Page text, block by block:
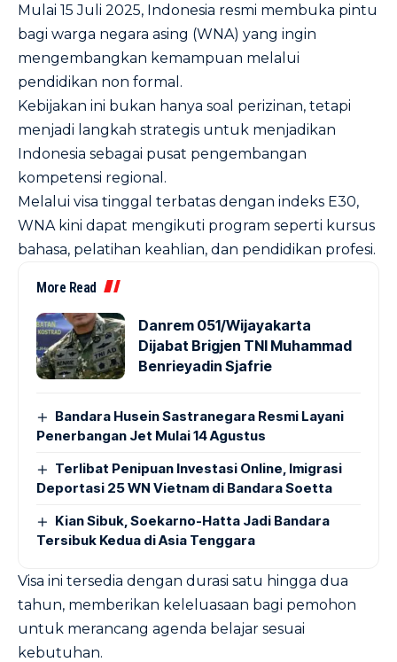
Mulai 15 Juli 2025, Indonesia resmi membuka pintu
bagi warga negara asing (WNA) yang ingin
mengembangkan kemampuan melalui
pendidikan non formal.
Kebijakan ini bukan hanya soal perizinan, tetapi
menjadi langkah strategis untuk menjadikan
Indonesia sebagai pusat pengembangan
kompetensi regional.
Melalui visa tinggal terbatas dengan indeks E30,
WNA kini dapat mengikuti program seperti kursus
bahasa, pelatihan keahlian, dan pendidikan profesi.
More Read
Danrem 051/Wijayakarta
Dijabat Brigjen TNI Muhammad
Benrieyadin Sjafrie
Bandara Husein Sastranegara Resmi Layani
Penerbangan Jet Mulai 14 Agustus
Terlibat Penipuan Investasi Online, Imigrasi
Deportasi 25 WN Vietnam di Bandara Soetta
Kian Sibuk, Soekarno-Hatta Jadi Bandara
Tersibuk Kedua di Asia Tenggara
Visa ini tersedia dengan durasi satu hingga dua
tahun, memberikan keleluasaan bagi pemohon
untuk merancang agenda belajar sesuai
kebutuhan.